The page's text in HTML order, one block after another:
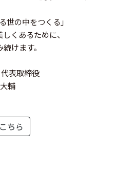
世の中をつくる」
くあるために、
けます。
表取締役
輔
ちら